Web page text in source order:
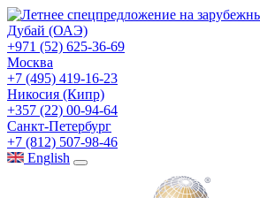
Дубай (ОАЭ)
+971 (52) 625-36-69
Москва
+7 (495) 419-16-23
Никосия (Кипр)
+357 (22) 00-94-64
Санкт-Петербург
+7 (812) 507-98-46
English